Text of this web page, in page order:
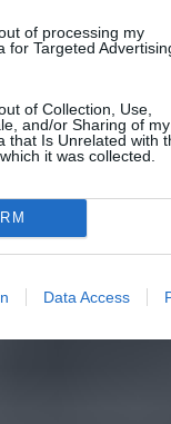
of processing my
for Targeted
of Collection, Use,
and/or Sharing of my
that Is Unrelated with
it was collected.
Data Access